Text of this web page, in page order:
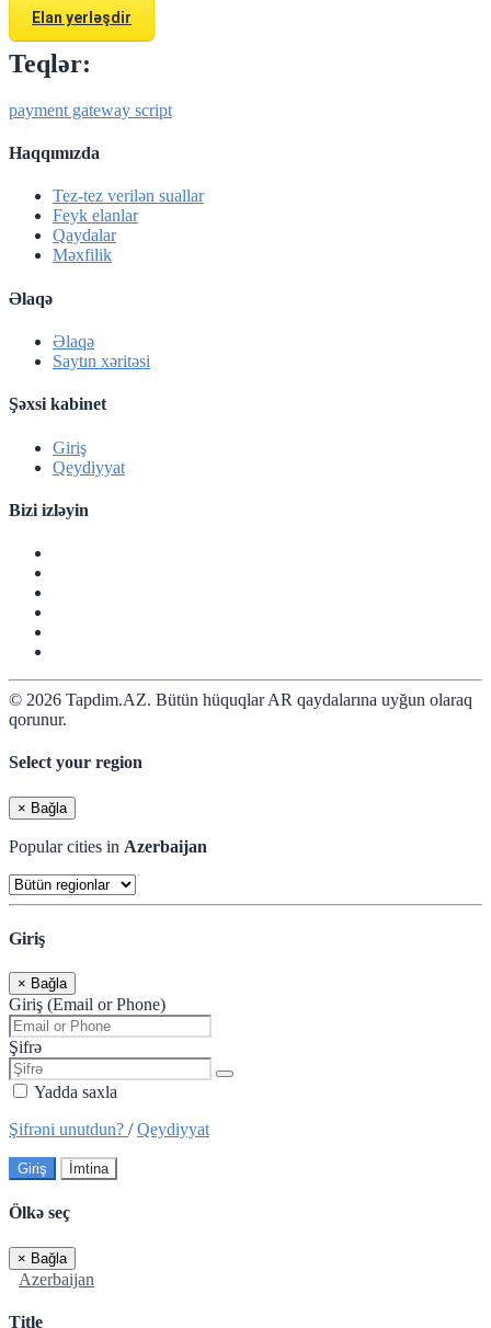
Elan yerləşdir
Teqlər:
payment gateway script
Haqqımızda
Tez-tez verilən suallar
Feyk elanlar
Qaydalar
Məxfilik
Əlaqə
Əlaqə
Saytın xəritəsi
Şəxsi kabinet
Giriş
Qeydiyyat
Bizi izləyin
© 2026 Tapdim.AZ. Bütün hüquqlar AR qaydalarına uyğun olaraq
qorunur.
Select your region
× Bağla
Popular cities in Azerbaijan
Giriş
× Bağla
Giriş (Email or Phone)
Şifrə
Yadda saxla
Şifrəni unutdun? /Qeydiyyat
Giriş İmtina
Ölkə seç
× Bağla
Azerbaijan
Title